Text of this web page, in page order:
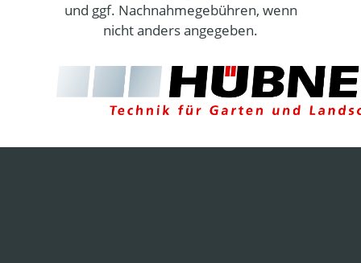
und ggf. Nachnahmegebühren, wenn
nicht anders angegeben.